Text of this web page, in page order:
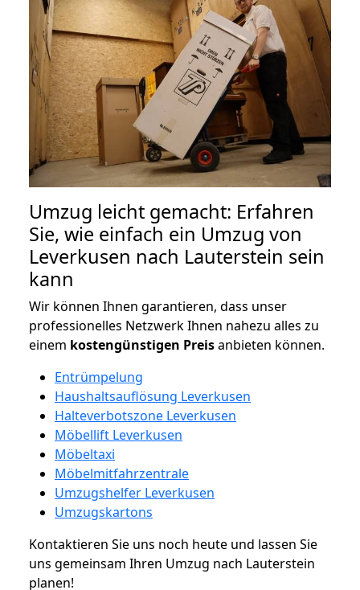
Umzug leicht gemacht: Erfahren
Sie, wie einfach ein Umzug von
Leverkusen nach Lauterstein sein
kann
Wir können Ihnen garantieren, dass unser
professionelles Netzwerk Ihnen nahezu alles zu
einem kostengünstigen Preisanbieten können.
Entrümpelung
Haushaltsauflösung Leverkusen
Halteverbotszone Leverkusen
Möbellift Leverkusen
Möbeltaxi
Möbelmitfahrzentrale
Umzugshelfer Leverkusen
Umzugskartons
Kontaktieren Sie uns noch heute und lassen Sie
uns gemeinsam Ihren Umzug nach Lauterstein
planen!